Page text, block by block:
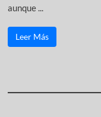
aunque ...
Leer Más